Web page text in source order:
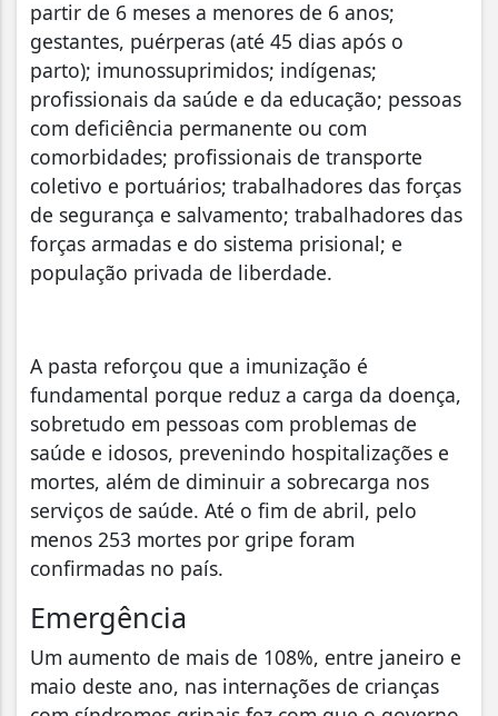
partir de 6 meses a menores de 6 anos;
gestantes, puérperas (até 45 dias após o
parto); imunossuprimidos; indígenas;
profissionais da saúde e da educação; pessoas
com deficiência permanente ou com
comorbidades; profissionais de transporte
coletivo e portuários; trabalhadores das forças
de segurança e salvamento; trabalhadores das
forças armadas e do sistema prisional; e
população privada de liberdade.
A pasta reforçou que a imunização é
fundamental porque reduz a carga da doença,
sobretudo em pessoas com problemas de
saúde e idosos, prevenindo hospitalizações e
mortes, além de diminuir a sobrecarga nos
serviços de saúde. Até o fim de abril, pelo
menos 253 mortes por gripe foram
confirmadas no país.
Emergência
Um aumento de mais de 108%, entre janeiro e
maio deste ano, nas internações de crianças